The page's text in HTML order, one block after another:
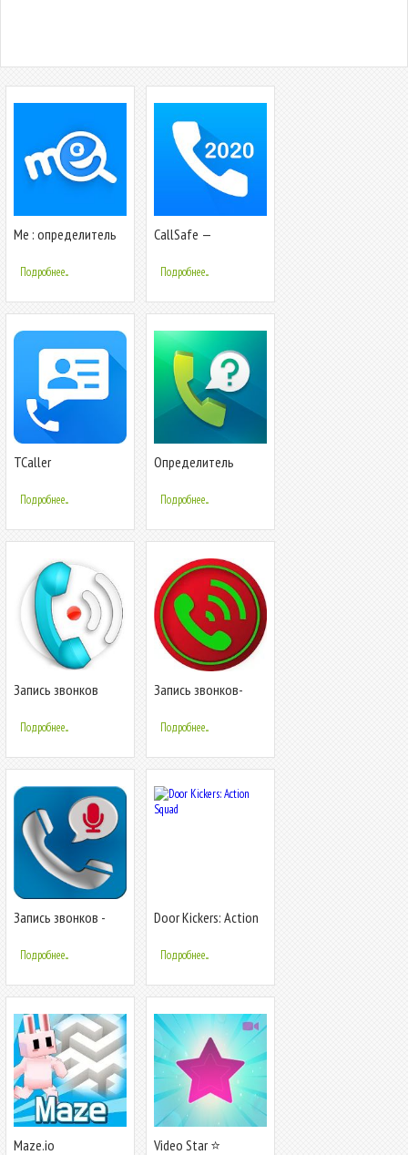
Me : определитель
Подробнее...
CallSafe —
номера и
блокировка звонков
Подробнее...
TCaller
номера Чей номер
Кто звонит
Подробнее...
Определитель
Kaspersky Who Calls
Подробнее...
Запись звонков
Подробнее...
Запись звонков-
ЗаписьТелефонных
звонков
Подробнее...
Запись звонков -
регистратор
звонков
Подробнее...
Door Kickers: Action
Подробнее...
Maze.io Video Star ⭐